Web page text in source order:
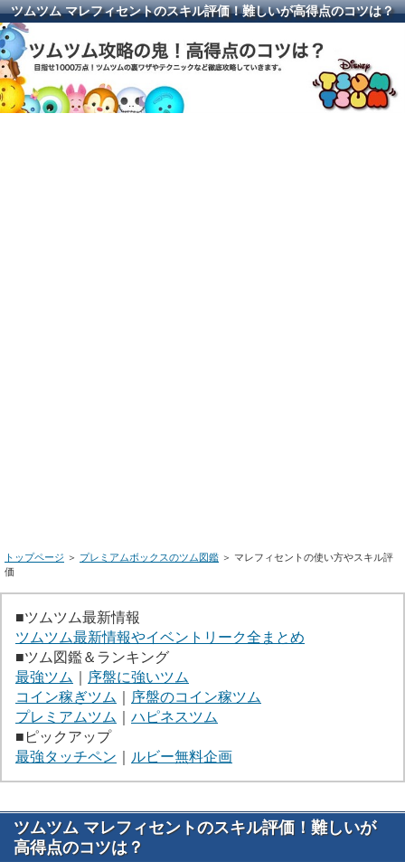
ツムツム マレフィセントのスキル評価！難しいが高得点のコツは？
トップページ ＞ プレミアムボックスのツム図鑑 ＞ マレフィセントの使い方やスキル評
価
■ツムツム最新情報
ツムツム最新情報やイベントリーク全まとめ
■ツム図鑑＆ランキング
最強ツム
序盤に強いツム
コイン稼ぎツム
序盤のコイン稼ツム
プレミアムツム
ハピネスツム
■ピックアップ
最強タッチペン
ルビー無料企画
ツムツム マレフィセントのスキル評価！難しいが
高得点のコツは？